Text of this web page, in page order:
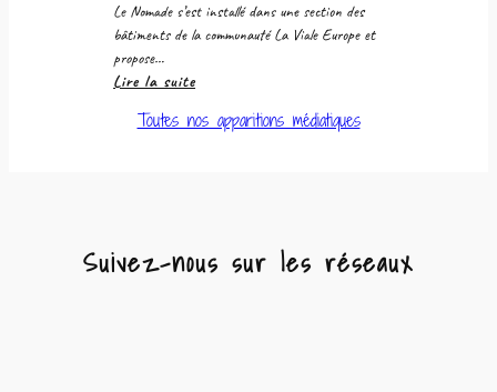
Le Nomade s’est installé dans une section des
bâtiments de la communauté La Viale Europe et
propose…
Lire la suite:
Café
dernières
Toutes nos apparitions médiatiques
Suivez-nous sur les réseaux